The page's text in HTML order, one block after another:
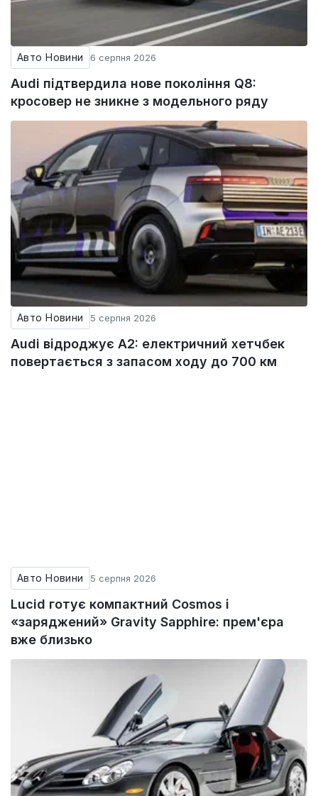
Авто Новини 6 серпня 2026
Audi підтвердила нове покоління Q8:
кросовер не зникне з модельного ряду
Авто Новини 5 серпня 2026
Audi відроджує A2: електричний хетчбек
повертається з запасом ходу до 700 км
Авто Новини 5 серпня 2026
Lucid готує компактний Cosmos і
«заряджений» Gravity Sapphire: прем'єра
вже близько